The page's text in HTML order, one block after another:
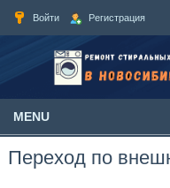
Войти Регистрация
MENU
Переход по